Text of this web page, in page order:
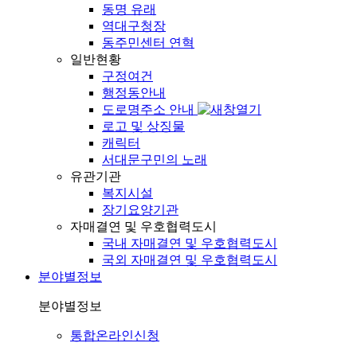
동명 유래
역대구청장
동주민센터 연혁
일반현황
구정여건
행정동안내
도로명주소 안내
로고 및 상징물
캐릭터
서대문구민의 노래
유관기관
복지시설
장기요양기관
자매결연 및 우호협력도시
국내 자매결연 및 우호협력도시
국외 자매결연 및 우호협력도시
분야별정보
분야별정보
통합온라인신청